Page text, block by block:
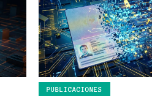
PUBLICACIONES